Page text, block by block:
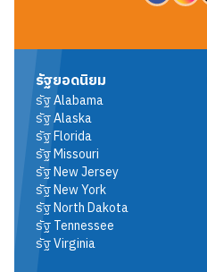
รัฐยอดนิยม
รัฐAlabama
รัฐAlaska
รัฐFlorida
รัฐMissouri
รัฐNew Jersey
รัฐNew York
รัฐNorth Dakota
รัฐTennessee
รัฐVirginia